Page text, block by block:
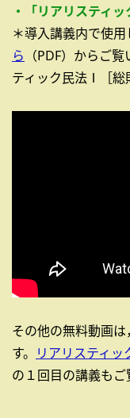
・「リアリスティ
＊導入講義内で使
ら （PDF）からご
ティック民法Ⅰ［総
その他の無料動画は，
す。 リアリスティ
の１回目の講義もご